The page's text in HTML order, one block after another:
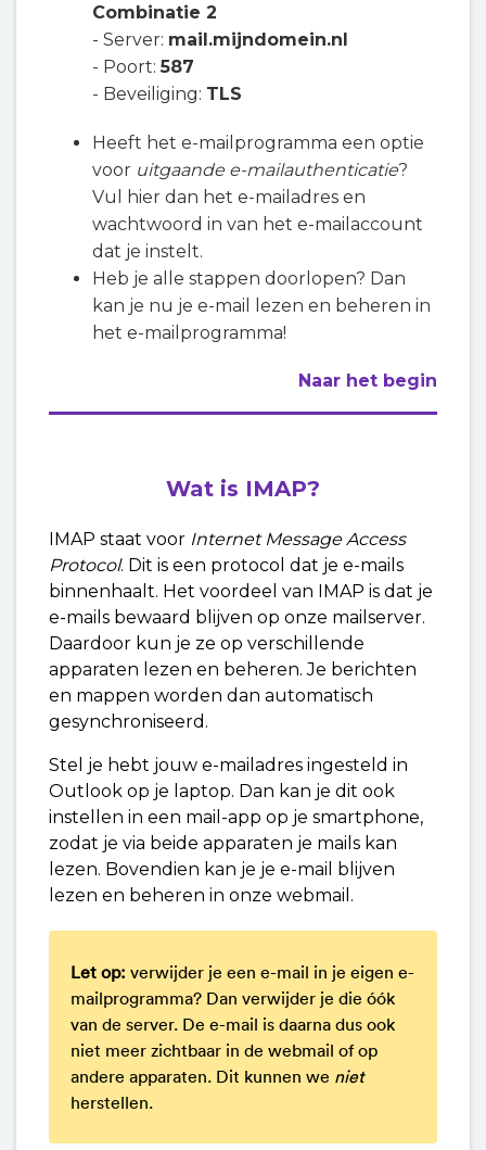
Combinatie 2
- Server: mail.mijndomein.nl
- Poort:587
- Beveiliging: TLS
Heeft het e-mailprogramma een optie
voor uitgaande e-mailauthenticatie?
Vul hier dan het e-mailadres en
wachtwoord in van het e-mailaccount
dat je instelt.
Heb je alle stappen doorlopen? Dan
kan je nu je e-mail lezen en beheren in
het e-mailprogramma!
Naar het begin
Wat is IMAP?
IMAP staat voor Internet Message Access
Protocol. Dit is een protocol dat je e-mails
binnenhaalt. Het voordeel van IMAP is dat je
e-mails bewaard blijven op onze mailserver.
Daardoor kun je ze op verschillende
apparaten lezen en beheren. Je berichten
en mappen worden dan automatisch
gesynchroniseerd.
Stel je hebt jouw e-mailadres ingesteld in
Outlook op je laptop. Dan kan je dit ook
instellen in een mail-app op je smartphone,
zodat je via beide apparaten je mails kan
lezen. Bovendien kan je je e-mail blijven
lezen en beheren in onze webmail.
Let op: verwijder je een e-mail in je eigen e-
mailprogramma? Dan verwijder je die óók
van de server. De e-mail is daarna dus ook
niet meer zichtbaar in de webmail of op
andere apparaten. Dit kunnen we niet
herstellen.